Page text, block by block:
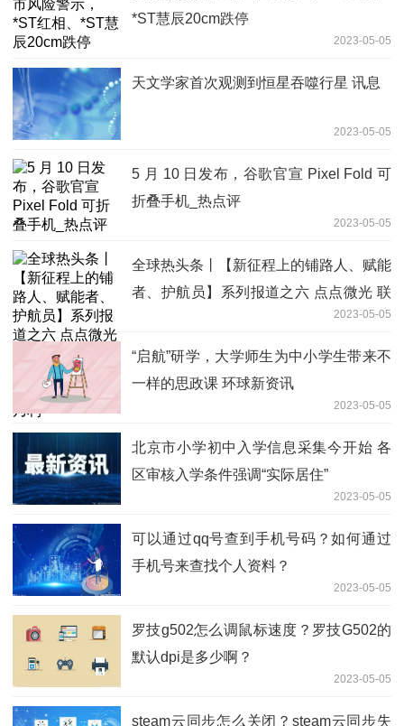
*ST慧辰20cm跌停
2023-05-05
天文学家首次观测到恒星吞噬行星 讯息
2023-05-05
5 月 10 日发布，谷歌官宣 Pixel Fold 可
折叠手机_热点评
2023-05-05
全球热头条丨【新征程上的铺路人、赋能
者、护航员】系列报道之六 点点微光 联
通星河 ——记2023年“全国优秀共青团干
部”许乃利
2023-05-05
“启航”研学，大学师生为中小学生带来不
一样的思政课 环球新资讯
2023-05-05
北京市小学初中入学信息采集今开始 各
区审核入学条件强调“实际居住”
2023-05-05
可以通过qq号查到手机号码？如何通过
手机号来查找个人资料？
2023-05-05
罗技g502怎么调鼠标速度？罗技G502的
默认dpi是多少啊？
2023-05-05
steam云同步怎么关闭？steam云同步失